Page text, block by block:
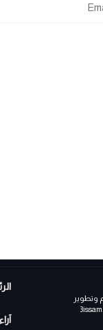
وتطوير
آراء